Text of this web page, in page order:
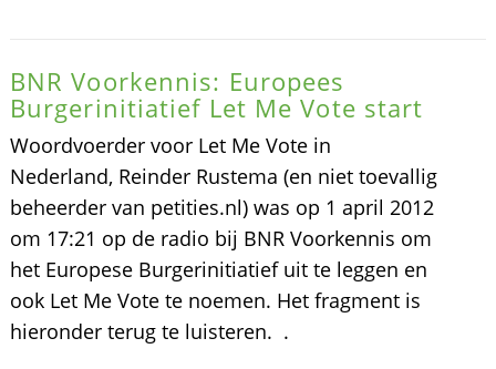
BNR Voorkennis: Europees
Burgerinitiatief Let Me Vote start
Woordvoerder voor Let Me Vote in
Nederland, Reinder Rustema (en niet toevallig
beheerder van petities.nl) was op 1 april 2012
om 17:21 op de radio bij BNR Voorkennis om
het Europese Burgerinitiatief uit te leggen en
ook Let Me Vote te noemen. Het fragment is
hieronder terug te luisteren. .